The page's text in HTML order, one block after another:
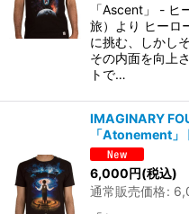
「Ascent」 - ヒ
旅）より ヒーロ
に挑む、しかし
その内面を向上
トで…
IMAGINARY
「Atonement」
6,000円(税込)
通常販売価格: